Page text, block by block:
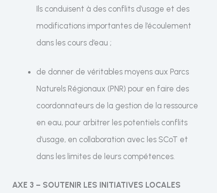
Ils conduisent à des conflits d’usage et des
modifications importantes de l’écoulement
dans les cours d’eau ;
de donner de véritables moyens aux Parcs
Naturels Régionaux (PNR) pour en faire des
coordonnateurs de la gestion de la ressource
en eau, pour arbitrer les potentiels conflits
d’usage, en collaboration avec les SCoT et
dans les limites de leurs compétences.
AXE 3 – SOUTENIR LES INITIATIVES LOCALES